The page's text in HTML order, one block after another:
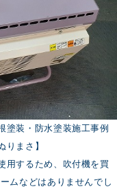
塗装・防水塗装施工事例
まさ】
用するため、吹付機を買
ムなどはありませんでし